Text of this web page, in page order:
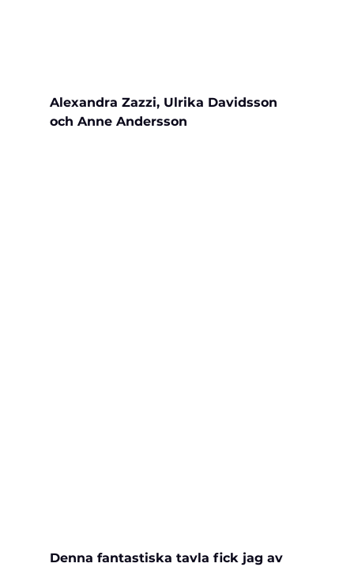
Alexandra Zazzi, Ulrika Davidsson
och Anne Andersson
Denna fantastiska tavla fick jag av